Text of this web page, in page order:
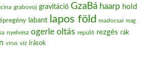
grabovoj gravitáció GzaBá haarp hold
labant lapos föld madocsai mag
nyelvész ogerle oltás repülő rezgés rák
vírus víz írások